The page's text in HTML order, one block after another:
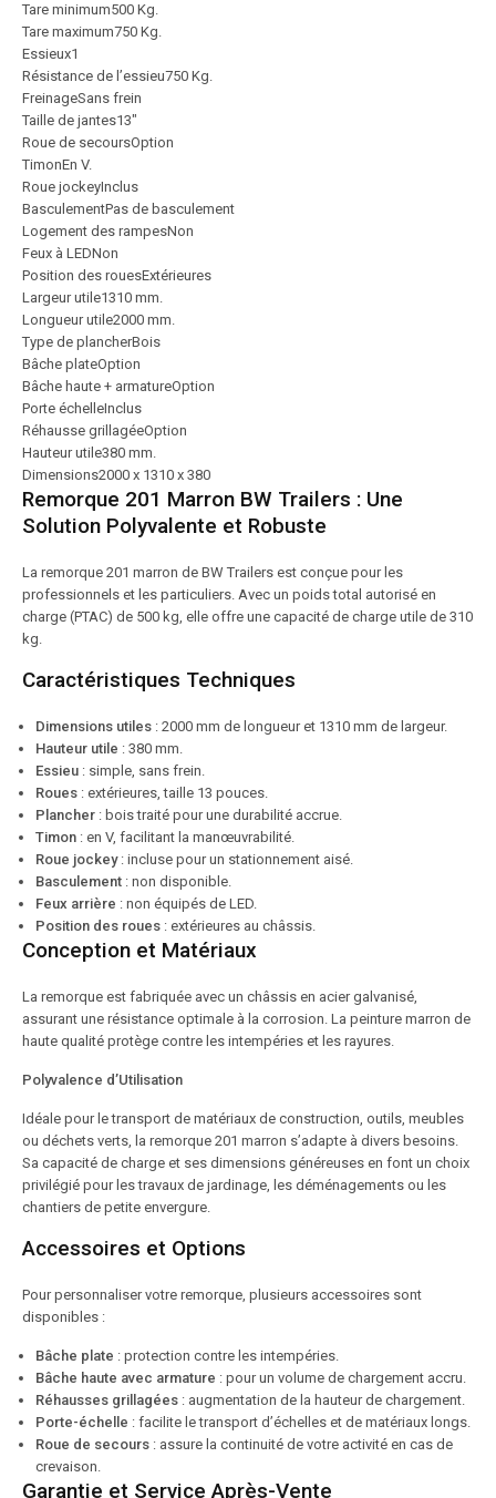
Tare minimum500 Kg.
Tare maximum750 Kg.
Essieux1
Résistance de l’essieu750 Kg.
FreinageSans frein
Taille de jantes13″
Roue de secoursOption
TimonEn V.
Roue jockeyInclus
BasculementPas de basculement
Logement des rampesNon
Feux à LEDNon
Position des rouesExtérieures
Largeur utile1310 mm.
Longueur utile2000 mm.
Type de plancherBois
Bâche plateOption
Bâche haute + armatureOption
Porte échelleInclus
Réhausse grillagéeOption
Hauteur utile380 mm.
Dimensions2000 x 1310 x 380
Remorque 201 Marron BW Trailers : Une
Solution Polyvalente et Robuste
La remorque 201 marron de BW Trailers est conçue pour les
professionnels et les particuliers. Avec un poids total autorisé en
charge (PTAC) de 500 kg, elle offre une capacité de charge utile de 310
kg.
Caractéristiques Techniques
Dimensions utiles : 2000 mm de longueur et 1310 mm de largeur.
Hauteur utile : 380 mm.
Essieu : simple, sans frein.
Roues : extérieures, taille 13 pouces.
Plancher : bois traité pour une durabilité accrue.
Timon : en V, facilitant la manœuvrabilité.
Roue jockey: incluse pour un stationnement aisé.
Basculement : non disponible.
Feux arrière : non équipés de LED.
Position des roues : extérieures au châssis.
Conception et Matériaux
La remorque est fabriquée avec un châssis en acier galvanisé,
assurant une résistance optimale à la corrosion. La peinture marron de
haute qualité protège contre les intempéries et les rayures.
Polyvalence d’Utilisation
Idéale pour le transport de matériaux de construction, outils, meubles
ou déchets verts, la remorque 201 marron s’adapte à divers besoins.
Sa capacité de charge et ses dimensions généreuses en font un choix
privilégié pour les travaux de jardinage, les déménagements ou les
chantiers de petite envergure.
Accessoires et Options
Pour personnaliser votre remorque, plusieurs accessoires sont
disponibles :
Bâche plate : protection contre les intempéries.
Bâche haute avec armature : pour un volume de chargement accru.
Réhausses grillagées : augmentation de la hauteur de chargement.
Porte-échelle : facilite le transport d’échelles et de matériaux longs.
Roue de secours : assure la continuité de votre activité en cas de
crevaison.
Garantie et Service Après-Vente